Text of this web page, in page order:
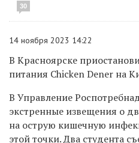
30
14 ноября 2023 14:22
В Красноярске
питания Chicken Dener на
В Управление
экстренные извещения о
на острую кишечную
этой точки. Два студента